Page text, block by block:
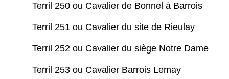
Terril 250 ou Cavalier de Bonnel à Barrois
Terril 251 ou Cavalier du site de Rieulay
Terril 252 ou Cavalier du siège Notre Dame
Terril 253 ou Cavalier Barrois Lemay